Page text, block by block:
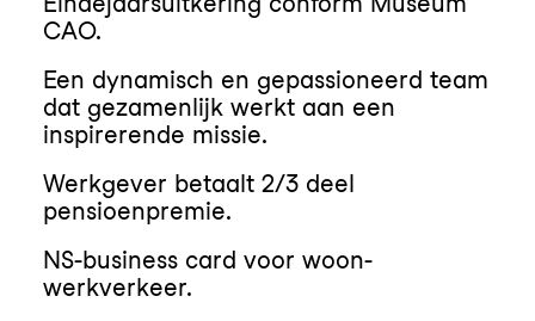
CAO.
Een dynamisch en gepassioneerd team
dat gezamenlijk werkt aan een
inspirerende missie.
Werkgever betaalt 2/3 deel
pensioenpremie.
NS-business card voor woon-
werkverkeer.